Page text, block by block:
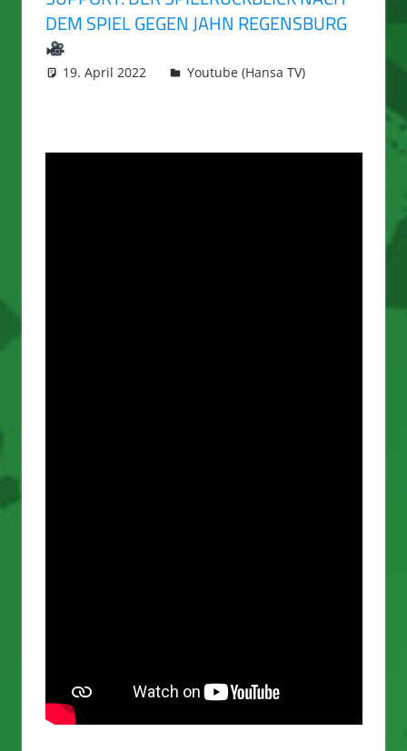
DEM SPIEL GEGEN JAHN REGENSBURG
19. April 2022 integromat
Youtube (Hansa TV)